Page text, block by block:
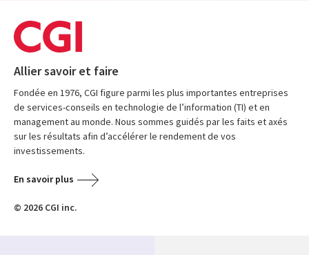
Allier savoir et faire
Fondée en 1976, CGI figure parmi les plus importantes entreprises
de services-conseils en technologie de l’information (TI) et en
management au monde. Nous sommes guidés par les faits et axés
sur les résultats afin d’accélérer le rendement de vos
investissements.
En savoir plus
© 2026 CGI inc.